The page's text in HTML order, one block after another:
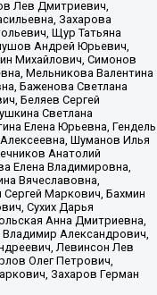
Лев Дмитриевич,
Захарова
Щур Татьяна
Андрей Юрьевич,
Михайлович, Симонов
Мельникова Валентина
Баженова Светлана
Беляев Сергей
Светлана
Елена Юрьевна, Гендель
Шуманов Илья
Анатолий
Елена Владимировна,
Вячеславовна,
Маркович, Бахмин
Сухих Дарья
Анна Дмитриевна,
Александрович,
Левинсон Лев
Олег Петрович,
Захаров Герман